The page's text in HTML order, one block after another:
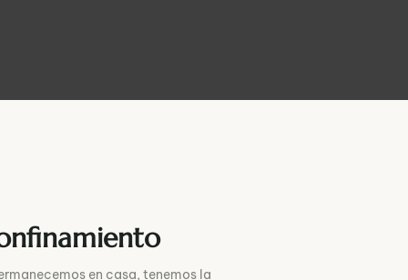
en casa, tenemos la